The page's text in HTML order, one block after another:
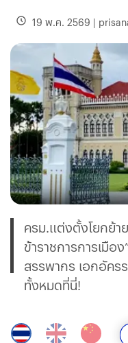
19 พ.ค. 2569 |
ครม.แต่งตั้งโยกย้า
ข้าราชการการเมื
สรรพากร เอกอัคร
ทั้งหมดที่นี่!